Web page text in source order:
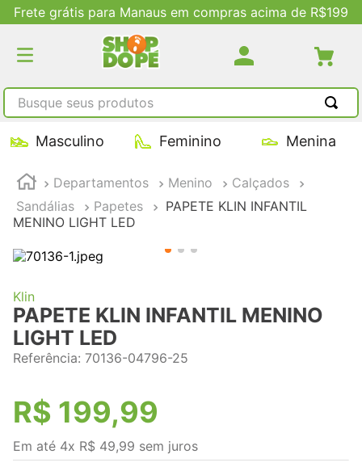
Frete grátis para Manaus em compras acima de R$199
Busque seus produtos
Masculino Feminino Menina
Departamentos Menino
Calçados
Sandálias
Papetes
PAPETE KLIN INFANTIL
MENINO LIGHT LED
Klin
PAPETE KLIN INFANTIL MENINO
LIGHT LED
Referência: 70136-04796-25
R$ 199,99
Em até 4x R$ 49,99 sem juros
TERMOS MAIS BUSCADOS
2
tenis feminino
3º
kenner